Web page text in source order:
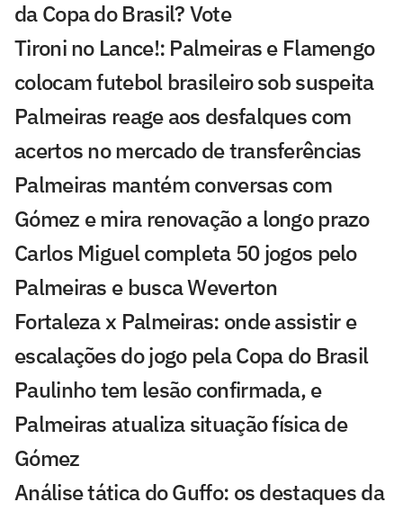
da Copa do Brasil? Vote
Tironi no Lance!: Palmeiras e Flamengo
colocam futebol brasileiro sob suspeita
Palmeiras reage aos desfalques com
acertos no mercado de transferências
Palmeiras mantém conversas com
Gómez e mira renovação a longo prazo
Carlos Miguel completa 50 jogos pelo
Palmeiras e busca Weverton
Fortaleza x Palmeiras: onde assistir e
escalações do jogo pela Copa do Brasil
Paulinho tem lesão confirmada, e
Palmeiras atualiza situação física de
Gómez
Análise tática do Guffo: os destaques da